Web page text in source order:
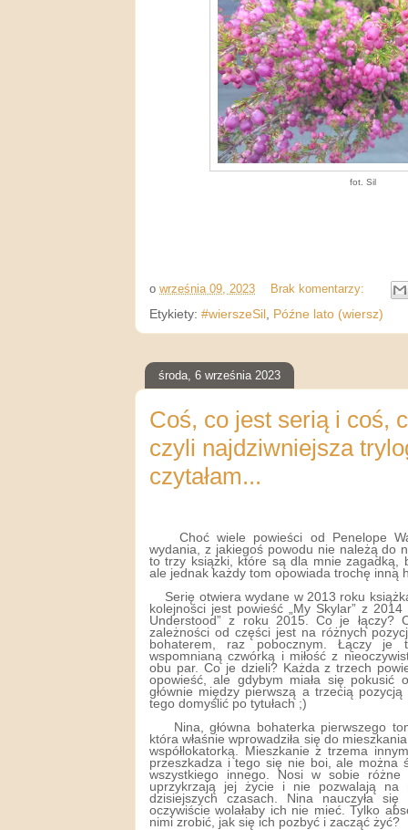
fot. Sil
o września 09, 2023
Brak komentarzy:
Etykiety: #wierszeSil , Późne lato (wiersz)
środa, 6 września 2023
Coś, co jest serią i coś,
czyli najdziwniejsza
czytałam...
Choć wiele powieści od Penelope
wydania, z jakiegoś powodu nie należą do
to trzy książki, które są dla mnie zagadką,
ale jednak każdy tom opowiada trochę inną
Serię otwiera wydane w 2013 roku
kolejności jest powieść „My Skylar” z
Understood” z roku 2015. Co je łączy?
zależności od części jest na różnych
bohaterem, raz pobocznym. Łączy je
wspomnianą czwórką i miłość z
obu par. Co je dzieli? Każda z trzech
opowieść, ale gdybym miała się pokusić
głównie między pierwszą a trzecią
tego domyślić po tytułach ;)
Nina, główna bohaterka pierwszego
która właśnie wprowadziła się do
współlokatorką. Mieszkanie z trzema
przeszkadza i tego się nie boi, ale można
wszystkiego innego. Nosi w sobie
uprzykrzają jej życie i nie pozwalają na
dzisiejszych czasach. Nina nauczyła
oczywiście wolałaby ich nie mieć. Tylko
nimi zrobić, jak się ich pozbyć i zacząć żyć?